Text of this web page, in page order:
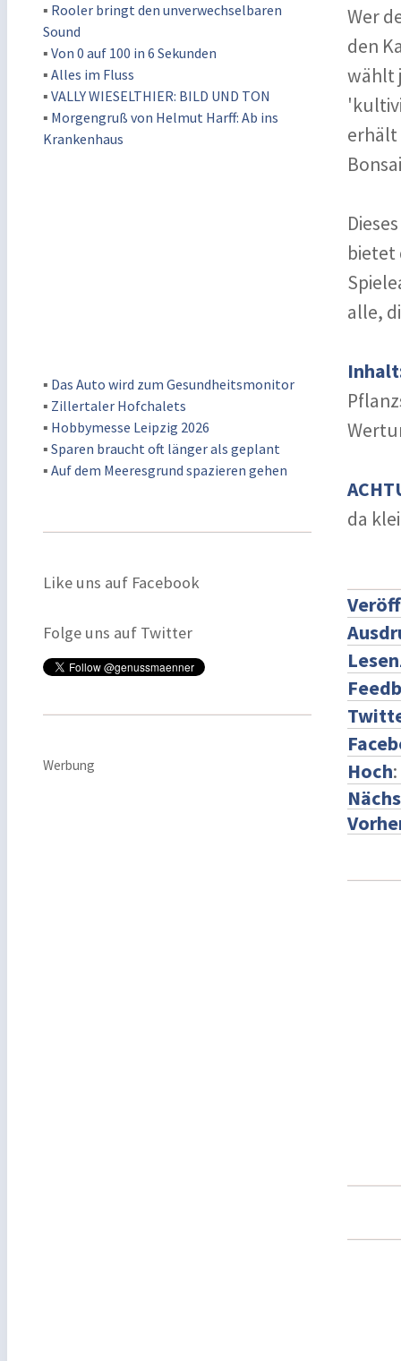
▪ Rooler bringt den unverwechselbaren
Sound
▪ Von 0 auf 100 in 6 Sekunden
▪ Alles im Fluss
▪ VALLY WIESELTHIER: BILD UND TON
▪ Morgengruß von Helmut Harff: Ab ins
Krankenhaus
▪ Das Auto wird zum Gesundheitsmonitor
▪ Zillertaler Hofchalets
▪ Hobbymesse Leipzig 2026
▪ Sparen braucht oft länger als geplant
▪ Auf dem Meeresgrund spazieren gehen
Like uns auf Facebook
Folge uns auf Twitter
Werbung
Wer
den
wählt
erhält
bietet
alle,
da
Hoch